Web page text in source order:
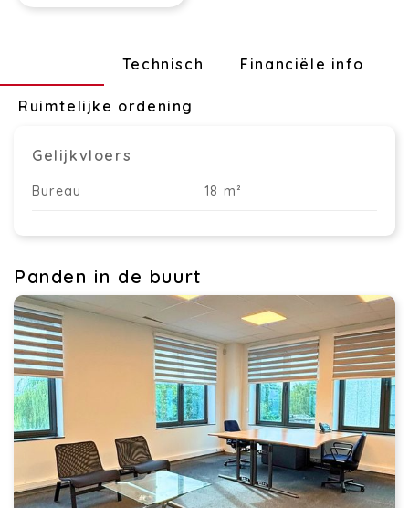
Technisch Financiële info
Ruimtelijke ordening
Gelijkvloers
Bureau 18 m²
Panden in de buurt